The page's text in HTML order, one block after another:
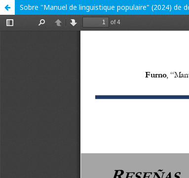
Sobre "Manuel de linguistique populaire" (2024) de